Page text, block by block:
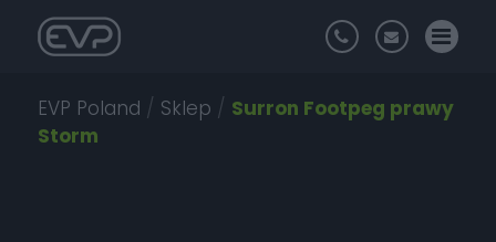
EVP Poland / Sklep / Surron Footpeg prawy
Storm